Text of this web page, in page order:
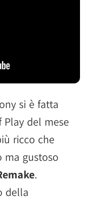
si è fatta
del mese
ricco che
ma gustoso
.
della